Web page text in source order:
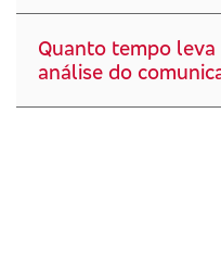
Quanto tempo
análise do